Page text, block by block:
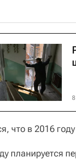
что в 2016
планируется